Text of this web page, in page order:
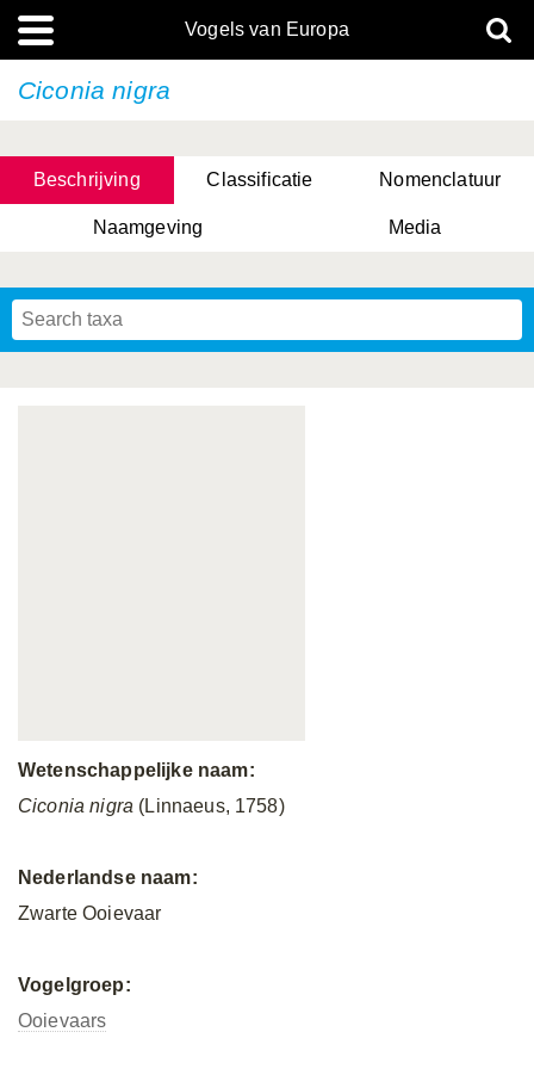
Vogels van Europa
Ciconia nigra
Beschrijving Classificatie Nomenclatuur
Naamgeving Media
Wetenschappelijke naam:
Ciconia nigra (Linnaeus, 1758)
Nederlandse naam:
Zwarte Ooievaar
Vogelgroep:
Ooievaars